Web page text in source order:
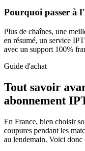
Pourquoi passer à
Plus de chaînes, une
en résumé, un service
avec un support 100%
Guide d'achat
Tout savoir
abonnement
En France, bien choisir
coupures pendant les
au lendemain. Voici